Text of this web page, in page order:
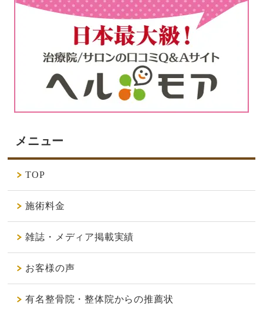
メニュー
TOP
施術料金
雑誌・メディア掲載実績
お客様の声
有名整骨院・整体院からの推薦状